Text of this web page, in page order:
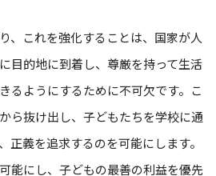
、これを強化することは、国家が人
目的地に到着し、尊厳を持って生活
るようにするために不可欠です。こ
ら抜け出し、子どもたちを学校に通
正義を追求するのを可能にします。
能にし、子どもの最善の利益を優先